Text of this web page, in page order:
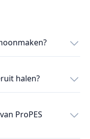
halen?
ProPES